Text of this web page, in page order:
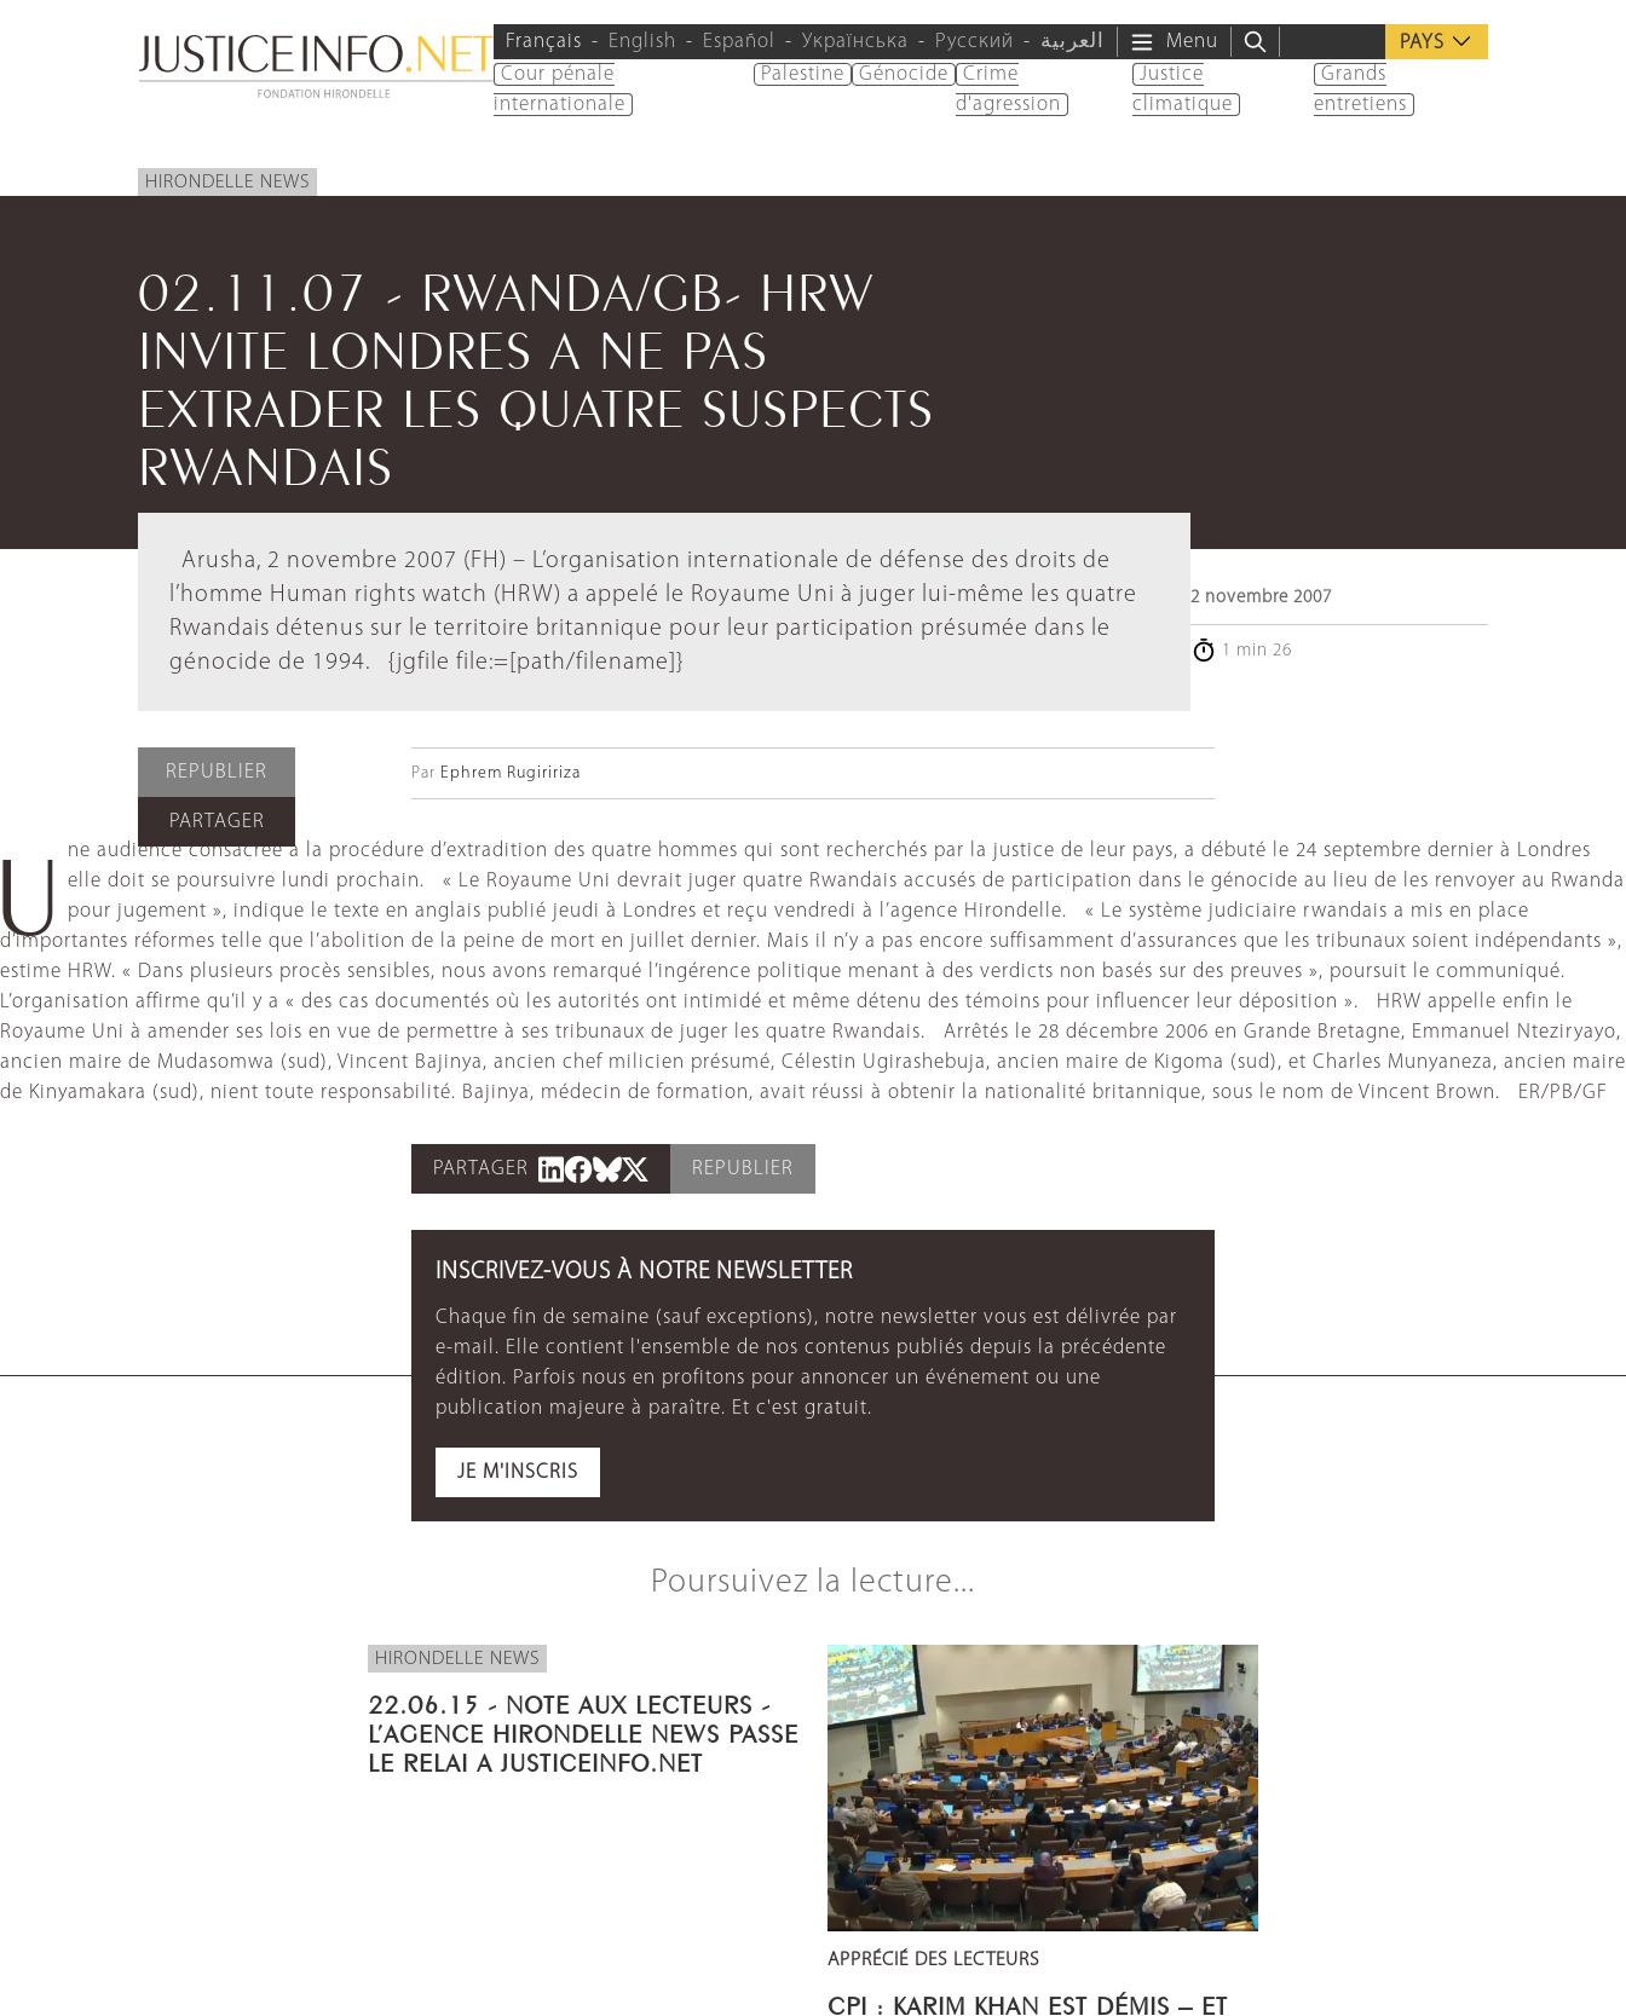
Français English Español Українська Русский العربية Menu
PAYS
Cour pénale
internationale
Palestine Génocide
Crime
d'agression
Justice
climatique
Grands
entretiens
HIRONDELLE NEWS
02.11.07 - RWANDA/GB- HRW
INVITE LONDRES A NE PAS
EXTRADER LES QUATRE SUSPECTS
RWANDAIS
Arusha, 2 novembre 2007 (FH) – L’organisation internationale de défense des droits de
l’homme Human rights watch (HRW) a appelé le Royaume Uni à juger lui-même les quatre
Rwandais détenus sur le territoire britannique pour leur participation présumée dans le
génocide de 1994. {jgfile file:=[path/filename]}
2 novembre 2007
1 min 26
REPUBLIER
PARTAGER
Par Ephrem Rugiririza
ne audience consacrée à la procédure d’extradition des quatre hommes qui sont recherchés par la justice de leur pays, a débuté le 24 septembre dernier à Londres
elle doit se poursuivre lundi prochain. « Le Royaume Uni devrait juger quatre Rwandais accusés de participation dans le génocide au lieu de les renvoyer au Rwanda
pour jugement », indique le texte en anglais publié jeudi à Londres et reçu vendredi à l’agence Hirondelle. « Le système judiciaire rwandais a mis en place
d’importantes réformes telle que l’abolition de la peine de mort en juillet dernier. Mais il n’y a pas encore suffisamment d’assurances que les tribunaux soient indépendants »,
estime HRW. « Dans plusieurs procès sensibles, nous avons remarqué l’ingérence politique menant à des verdicts non basés sur des preuves », poursuit le communiqué.
L’organisation affirme qu’il y a « des cas documentés où les autorités ont intimidé et même détenu des témoins pour influencer leur déposition ». HRW appelle enfin le
Royaume Uni à amender ses lois en vue de permettre à ses tribunaux de juger les quatre Rwandais. Arrêtés le 28 décembre 2006 en Grande Bretagne, Emmanuel Nteziryayo,
ancien maire de Mudasomwa (sud), Vincent Bajinya, ancien chef milicien présumé, Célestin Ugirashebuja, ancien maire de Kigoma (sud), et Charles Munyaneza, ancien maire
de Kinyamakara (sud), nient toute responsabilité. Bajinya, médecin de formation, avait réussi à obtenir la nationalité britannique, sous le nom de Vincent Brown. ER/PB/GF
PARTAGER REPUBLIER
INSCRIVEZ-VOUS À NOTRE NEWSLETTER
Chaque fin de semaine (sauf exceptions), notre newsletter vous est délivrée par
e-mail. Elle contient l'ensemble de nos contenus publiés depuis la précédente
édition. Parfois nous en profitons pour annoncer un événement ou une
publication majeure à paraître. Et c'est gratuit.
JE M'INSCRIS
Poursuivez la lecture...
HIRONDELLE NEWS
22.06.15 - NOTE AUX LECTEURS -
L’AGENCE HIRONDELLE NEWS PASSE
LE RELAI A JUSTICEINFO.NET
APPRÉCIÉ DES LECTEURS
CPI : KARIM KHAN EST DÉMIS – ET